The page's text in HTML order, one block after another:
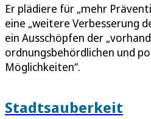
Er plädiere für „mehr
eine „weitere Verbesserung
ein Ausschöpfen der
ordnungsbehördlichen und
Möglichkeiten“.
Stadtsauberkeit